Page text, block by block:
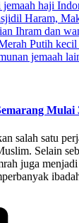
Mulai
salah satu
Selain
juga